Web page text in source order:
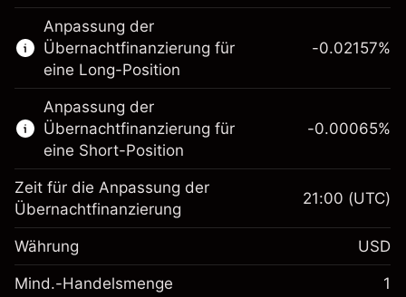
Dieser Finanzmarkt steht für das CFD-
Trading zur Verfügung.
Erfahren Sie mehr über:
CFDs
Anpassung der
Übernachtfinanzierung für
eine Long-Position
Margin. Ihre Investition
$1,000.00
Anpassung der
Übernachtfinanzierung
-0.02157%
Anpassung der
Übernachtfinanzierung für
eine Short-Position
-0.00065%
Zeit für die Anpassung der
Übernachtfinanzierung
21:00 (UTC)
Währung USD
Mind.-Handelsmenge 1